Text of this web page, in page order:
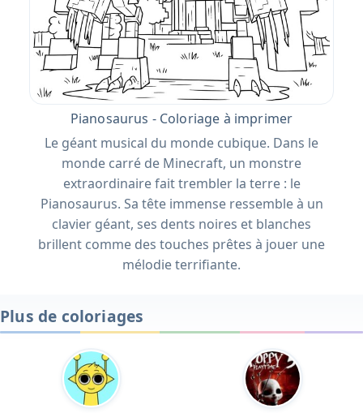
Pianosaurus - Coloriage à imprimer
Le géant musical du monde cubique. Dans le
monde carré de Minecraft, un monstre
extraordinaire fait trembler la terre : le
Pianosaurus. Sa tête immense ressemble à un
clavier géant, ses dents noires et blanches
brillent comme des touches prêtes à jouer une
mélodie terrifiante.
Plus de coloriages